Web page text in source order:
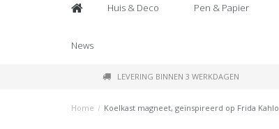
Huis & Deco Pen & Papier
News
LEVERING BINNEN 3 WERKDAGEN
Home / Koelkast magneet, geïnspireerd op Frida Kahlo